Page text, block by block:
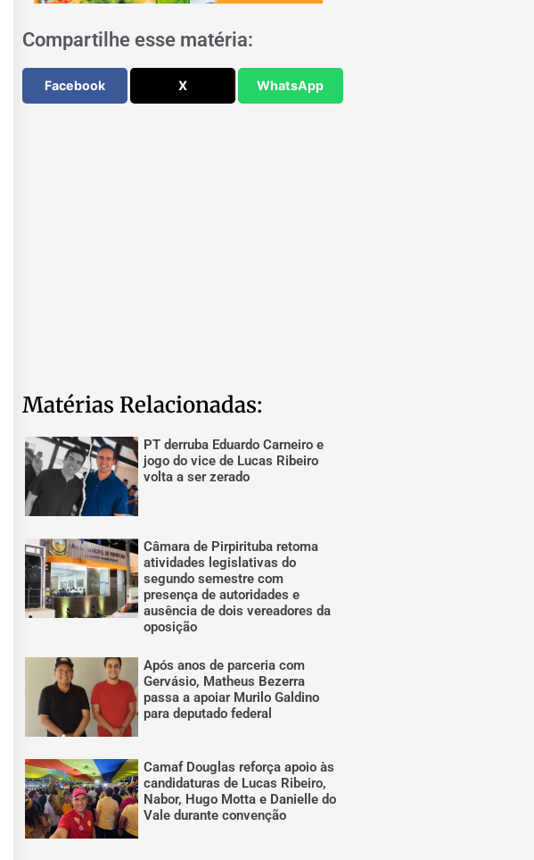
Compartilhe esse matéria:
Facebook X WhatsApp
Matérias Relacionadas:
PT derruba Eduardo Carneiro e
jogo do vice de Lucas Ribeiro
volta a ser zerado
Câmara de Pirpirituba retoma
atividades legislativas do
segundo semestre com
presença de autoridades e
ausência de dois vereadores da
oposição
Após anos de parceria com
Gervásio, Matheus Bezerra
passa a apoiar Murilo Galdino
para deputado federal
Camaf Douglas reforça apoio às
candidaturas de Lucas Ribeiro,
Nabor, Hugo Motta e Danielle do
Vale durante convenção